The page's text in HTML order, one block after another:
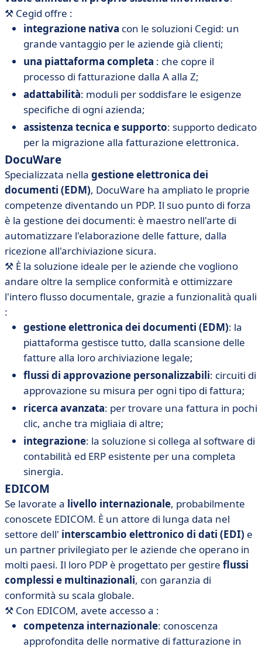
⚒️ Cegid offre :
integrazione nativa con le soluzioni Cegid: un
grande vantaggio per le aziende già clienti;
una piattaforma completa : che copre il
processo di fatturazione dalla A alla Z;
adattabilità: moduli per soddisfare le esigenze
specifiche di ogni azienda;
assistenza tecnica e supporto: supporto dedicato
per la migrazione alla fatturazione elettronica.
DocuWare
Specializzata nella gestione elettronica dei
documenti (EDM), DocuWare ha ampliato le proprie
competenze diventando un PDP. Il suo punto di forza
è la gestione dei documenti: è maestro nell'arte di
automatizzare l'elaborazione delle fatture, dalla
ricezione all'archiviazione sicura.
⚒️ È la soluzione ideale per le aziende che vogliono
andare oltre la semplice conformità e ottimizzare
l'intero flusso documentale, grazie a funzionalità quali
:
gestione elettronica dei documenti (EDM): la
piattaforma gestisce tutto, dalla scansione delle
fatture alla loro archiviazione legale;
flussi di approvazione personalizzabili: circuiti di
approvazione su misura per ogni tipo di fattura;
ricerca avanzata: per trovare una fattura in pochi
clic, anche tra migliaia di altre;
integrazione: la soluzione si collega al software di
contabilità ed ERP esistente per una completa
sinergia.
EDICOM
Se lavorate a livello internazionale, probabilmente
conoscete EDICOM. È un attore di lunga data nel
settore dell' interscambio elettronico di dati (EDI) e
un partner privilegiato per le aziende che operano in
molti paesi. Il loro PDP è progettato per gestire flussi
complessi e multinazionali, con garanzia di
conformità su scala globale.
⚒️ Con EDICOM, avete accesso a :
competenza internazionale: conoscenza
approfondita delle normative di fatturazione in